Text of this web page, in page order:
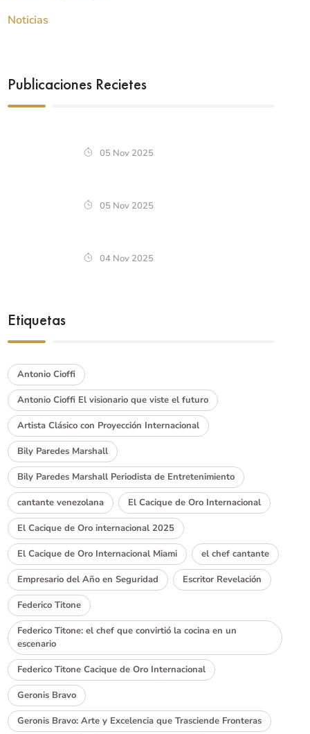
Noticias
Publicaciones Recietes
05 Nov 2025
05 Nov 2025
04 Nov 2025
Etiquetas
Antonio Cioffi
Antonio Cioffi El visionario que viste el futuro
Artista Clásico con Proyección Internacional
Bily Paredes Marshall
Bily Paredes Marshall Periodista de Entretenimiento
cantante venezolana El Cacique de Oro Internacional
El Cacique de Oro internacional 2025
El Cacique de Oro Internacional Miami el chef cantante
Empresario del Año en Seguridad Escritor Revelación
Federico Titone
Federico Titone: el chef que convirtió la cocina en un
escenario
Federico Titone Cacique de Oro Internacional
Geronis Bravo
Geronis Bravo: Arte y Excelencia que Trasciende Fronteras